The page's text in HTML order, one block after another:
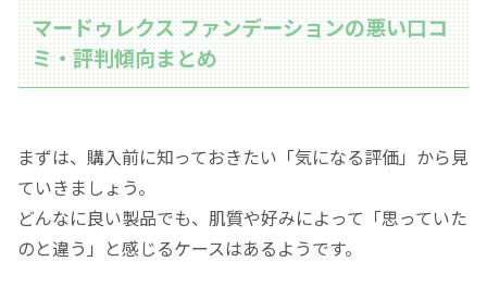
マードゥレクス ファンデーションの悪い口コ
ミ・評判傾向まとめ
まずは、購入前に知っておきたい「気になる評価」から見
ていきましょう。
どんなに良い製品でも、肌質や好みによって「思っていた
のと違う」と感じるケースはあるようです。